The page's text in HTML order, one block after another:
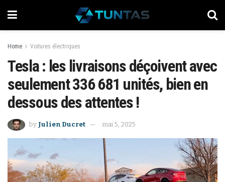
Home Voitures électriques
Tesla : les livraisons déçoivent avec
seulement 336 681 unités, bien en
dessous des attentes !
by Julien Ducret mai 5, 2025